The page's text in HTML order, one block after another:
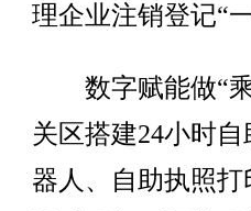
理企业注销登记“
数字赋能做“乘
关区搭建24小时
器人、自助执照